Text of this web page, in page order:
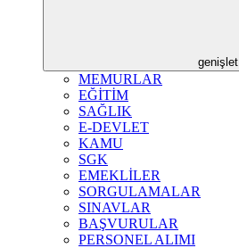
genişlet
MEMURLAR
EĞİTİM
SAĞLIK
E-DEVLET
KAMU
SGK
EMEKLİLER
SORGULAMALAR
SINAVLAR
BAŞVURULAR
PERSONEL ALIMI